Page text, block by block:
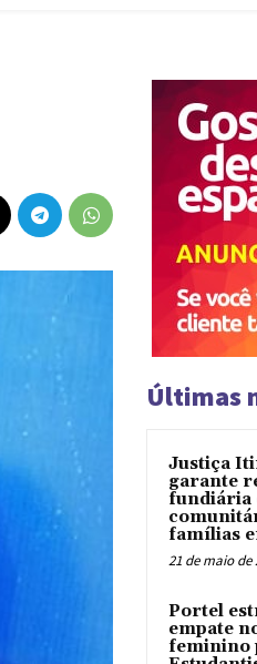
Últimas
Justiça
garante
fundiária
famílias
21 de maio de
Portel
empate
feminino